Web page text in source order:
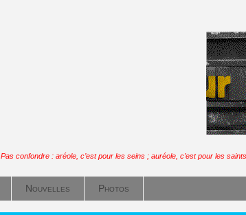
Pas confondre : aréole, c’est pour les seins ; auréole, c’est pour les saints.
Nouvelles Photos